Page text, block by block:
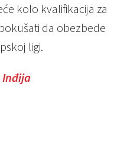
kolo kvalifikacija za
da obezbede
ligi.
Inđija